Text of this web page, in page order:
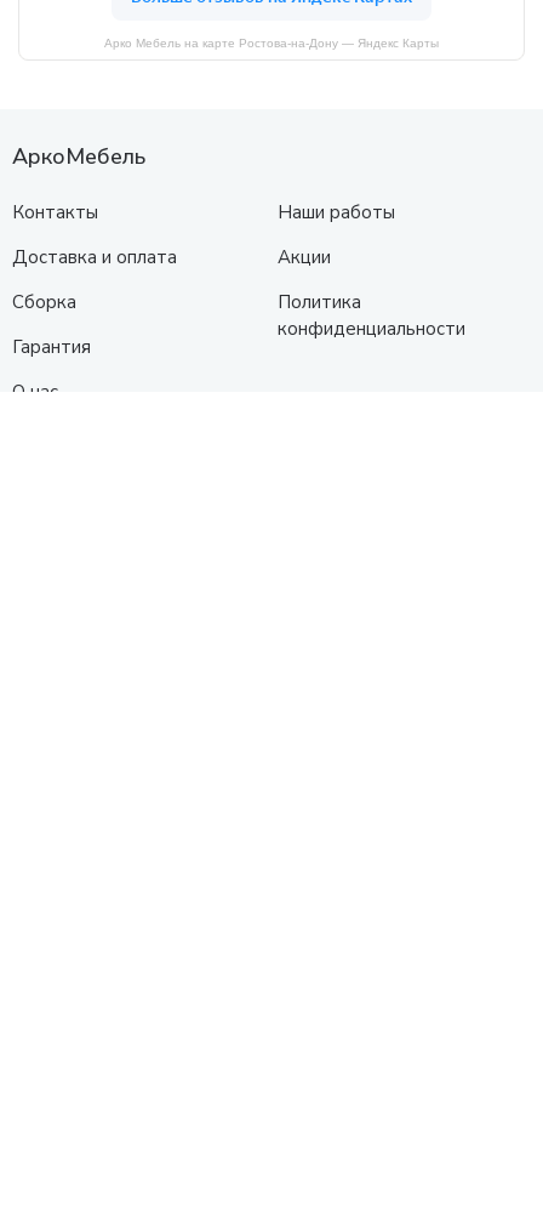
Арко Мебель на карте Ростова-на-Дону — Яндекс Карты
АркоМебель
Контакты
Доставка и оплата
Сборка
Гарантия
О нас
Наши работы
Акции
Политика
конфиденциальности